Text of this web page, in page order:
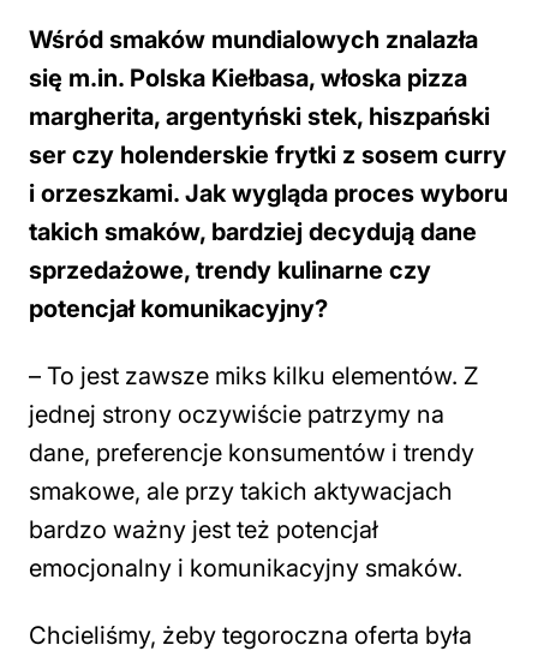
Wśród smaków mundialowych znalazła
się m.in. Polska Kiełbasa, włoska pizza
margherita, argentyński stek, hiszpański
ser czy holenderskie frytki z sosem curry
i orzeszkami. Jak wygląda proces wyboru
takich smaków, bardziej decydują dane
sprzedażowe, trendy kulinarne czy
potencjał komunikacyjny?
– To jest zawsze miks kilku elementów. Z
jednej strony oczywiście patrzymy na
dane, preferencje konsumentów i trendy
smakowe, ale przy takich aktywacjach
bardzo ważny jest też potencjał
emocjonalny i komunikacyjny smaków.
Chcieliśmy, żeby tegoroczna oferta była